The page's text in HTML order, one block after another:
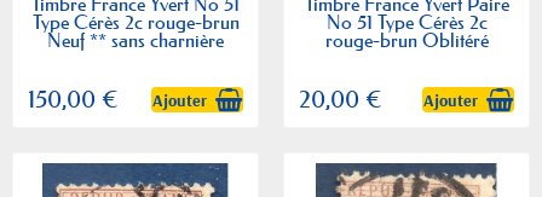
Type Cérès 2c rouge-brun
Neuf ** sans charnière
150,00 € Ajouter
No 51 Type Cérès 2c
rouge-brun Oblitéré
20,00 € Ajouter